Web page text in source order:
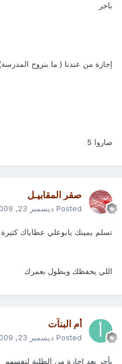
باجر
إجازة من عندنا ( ما بنروح المدرسة)
صاروا 5
صقر المقابيـل
Posted ديسمبر 23, 2009
تسلم يمينك يابوعلي عطاياك كثيرة
اللي يحفظك ويطول بعمرك
أم البنآت
Posted ديسمبر 23, 2009
بأجر بعد اجازة من الطلبة لنفسهم